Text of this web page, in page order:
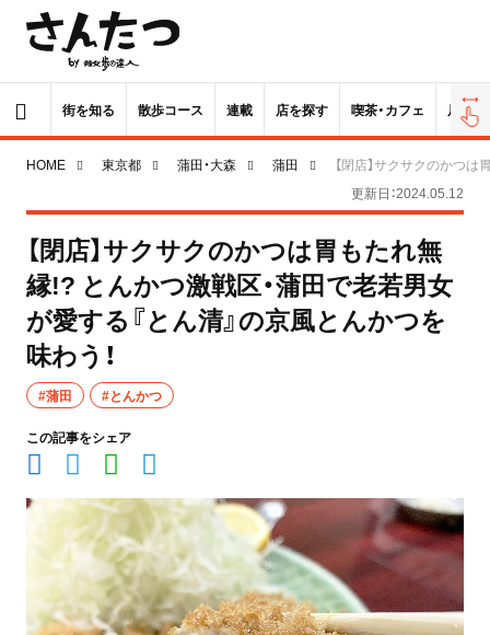
街を知る 散歩コース 連載 店を探す 喫茶・カフェ 居酒屋
HOME 東京都 蒲田・大森 蒲田
【閉店】サクサクのかつ
更新日：2024.05.12
【閉店】サクサクのかつは胃もたれ無
縁!? とんかつ激戦区・蒲田で老若男女
が愛する『とん清』の京風とんかつを
味わう！
#蒲田 #とんかつ
この記事をシェア